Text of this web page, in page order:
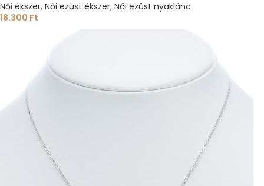
Női ékszer, Női ezüst ékszer, Női ezüst nyaklánc
18.300 Ft